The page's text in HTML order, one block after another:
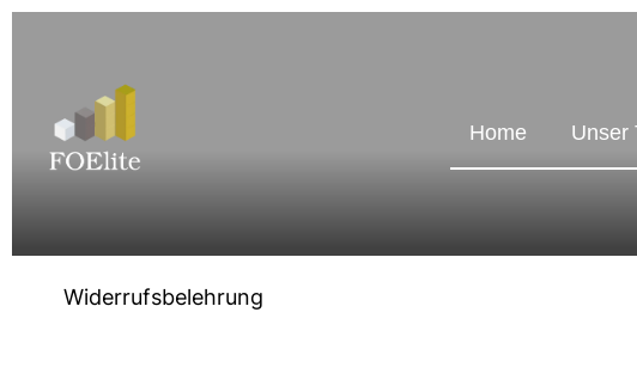
Home Unser
Widerrufsbelehrung